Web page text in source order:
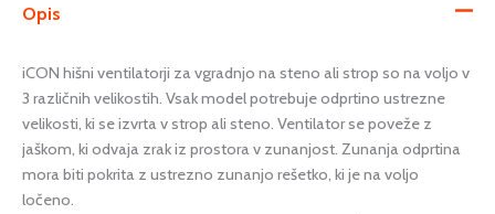
Opis
iCON hišni ventilatorji za vgradnjo na steno ali strop so na voljo v
3 različnih velikostih. Vsak model potrebuje odprtino ustrezne
velikosti, ki se izvrta v strop ali steno. Ventilator se poveže z
jaškom, ki odvaja zrak iz prostora v zunanjost. Zunanja odprtina
mora biti pokrita z ustrezno zunanjo rešetko, ki je na voljo
ločeno.